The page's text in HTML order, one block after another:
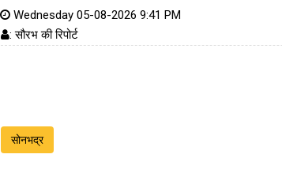
Wednesday 05-08-2026 9:41 PM
: सौरभ की रिपोर्ट
सोनभद्र